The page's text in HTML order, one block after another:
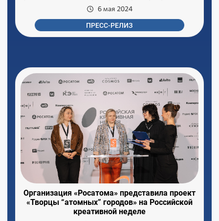
6 мая 2024
ПРЕСС-РЕЛИЗ
Организация «Росатома» представила проект
«Творцы “атомных” городов» на Российской
креативной неделе